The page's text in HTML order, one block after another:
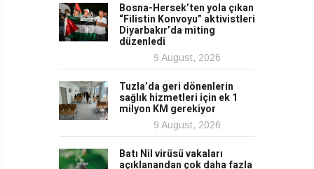
Bosna-Hersek’ten yola çıkan
“Filistin Konvoyu” aktivistleri
Diyarbakır’da miting
düzenledi
9 August, 2026
Tuzla’da geri dönenlerin
sağlık hizmetleri için ek 1
milyon KM gerekiyor
9 August, 2026
Batı Nil virüsü vakaları
açıklanandan çok daha fazla